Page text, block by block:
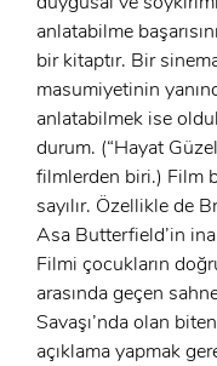
Şifre:
Beni
E-Posta:
Şifre:
anlatabilme
bir kitaptır. Bir
masumiyetinin
anlatabilmek ise
durum. (“Hayat
filmlerden biri.) Film
sayılır. Özellikle de
Asa Butterfield’in
Filmi çocukların
arasında geçen
Savaşı’nda olan
açıklama yapmak